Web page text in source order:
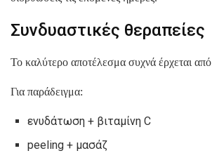
Συνδυαστικές θεραπείες
Το καλύτερο αποτέλεσμα συχνά έρχεται
Για παράδειγμα:
ενυδάτωση + βιταμίνη C
peeling + μασάζ